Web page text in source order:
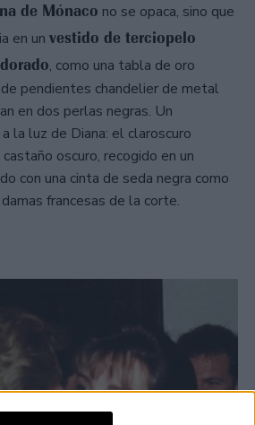
de Mónaco no se opaca, sino que
en un vestido de terciopelo
, como una tabla de oro
pendientes chandelier de metal
en dos perlas negras. Un
la luz de Diana: el claroscuro
oscuro, recogido en un
con una cinta de seda negra como
francesas de la corte.